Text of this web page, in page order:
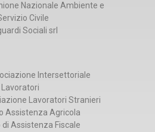
Nazionale Ambiente e
Civile
Sociali srl
Intersettoriale
Lavoratori Stranieri
Assistenza Agricola
di Assistenza Fiscale